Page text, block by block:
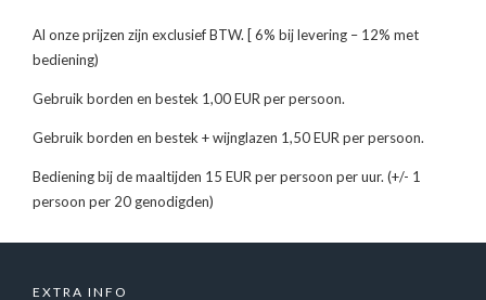
Al onze prijzen zijn exclusief BTW. [ 6% bij levering – 12% met
bediening)
Gebruik borden en bestek 1,00 EUR per persoon.
Gebruik borden en bestek + wijnglazen 1,50 EUR per persoon.
Bediening bij de maaltijden 15 EUR per persoon per uur. (+/- 1
persoon per 20 genodigden)
EXTRA INFO